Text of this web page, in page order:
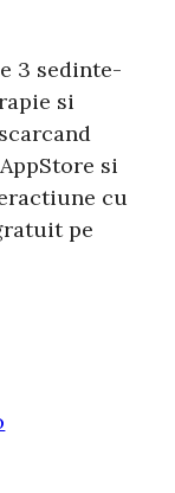
3 sedinte-
si
si
cu
pe